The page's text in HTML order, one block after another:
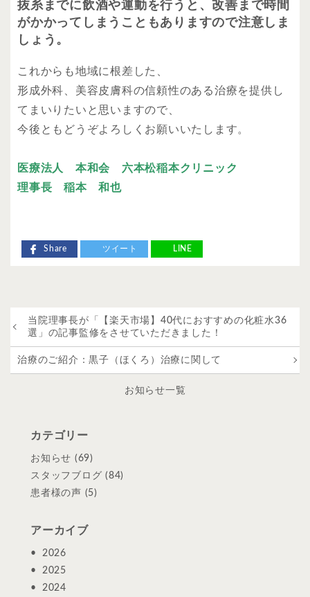
抜糸までに飲酒や運動を行うと、改善まで時間
がかかってしまうこともありますので注意しま
しょう。
これからも地域に根差した、
形成外科、美容皮膚科の信頼性のある治療を提供し
てまいりたいと思いますので、
今後ともどうぞよろしくお願いいたします。
医療法人 本和会 六本松稲本クリニック
理事長 稲本 和也
Share ツイート LINE
当院理事長が「【楽天市場】40代におすすめの化粧水36
選」の記事監修をさせていただきました！
治療のご紹介：黒子（ほくろ）治療に関して
お知らせ一覧
カテゴリー
お知らせ (69)
スタッフブログ (84)
患者様の声 (5)
アーカイブ
2026
2025
2024